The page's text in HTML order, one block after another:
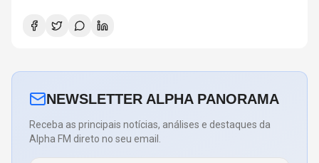
NEWSLETTER ALPHA PANORAMA
Receba as principais notícias, análises e destaques da
Alpha FM direto no seu email.